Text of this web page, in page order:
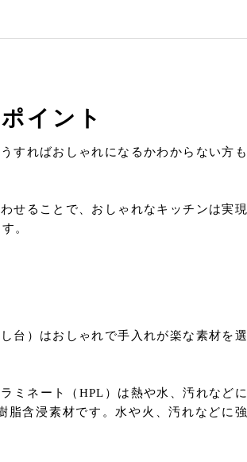
イント
すればおしゃれになるかわからない方も
せることで、おしゃれなキッチンは実現
。
台）はおしゃれで手入れが楽な素材を選
ミネート（HPL）は熱や水、汚れなどに
脂含浸素材です。水や火、汚れなどに強